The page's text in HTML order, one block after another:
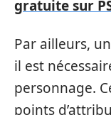
gratuite sur
Par ailleurs,
il est
personnage.
points